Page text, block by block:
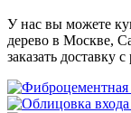
У нас вы можете
дерево в Москве,
заказать доставку